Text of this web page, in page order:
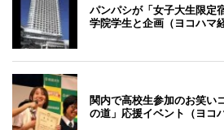
パンパシが「女子大生限定
学院学生と企画（ヨコハマ
関内で高校生参加のお笑い
の道」応援イベント（ヨコ